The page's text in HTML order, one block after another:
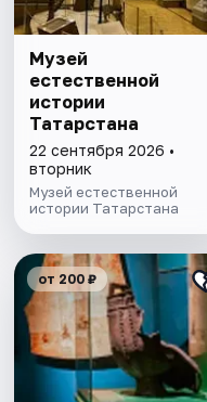
Музей
естественной
истории
Татарстана
22 сентября 2026 •
вторник
Музей естественной
истории Татарстана
от 200 ₽